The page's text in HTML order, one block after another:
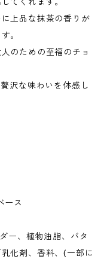
上品な抹茶の香りが
。
のための至福のチョ
沢な味わいを体感し
ース
ー、植物油脂、バタ
化剤、香料、(一部に